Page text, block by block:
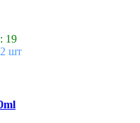
19
шт